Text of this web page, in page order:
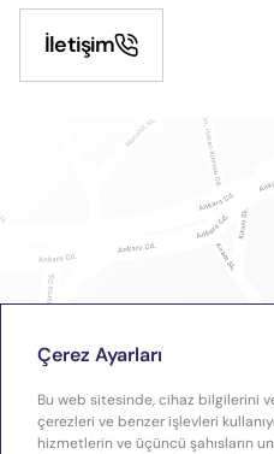
İletişim
Çerez Ayarları
Bu web sitesinde, cihaz bilgilerini
çerezleri ve benzer işlevleri
hizmetlerin ve üçüncü şahısların